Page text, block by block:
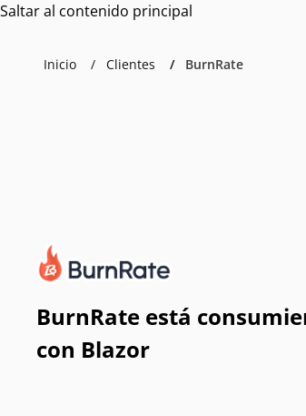
Saltar al contenido principal
Inicio Clientes BurnRate
BurnRate está
con Blazor